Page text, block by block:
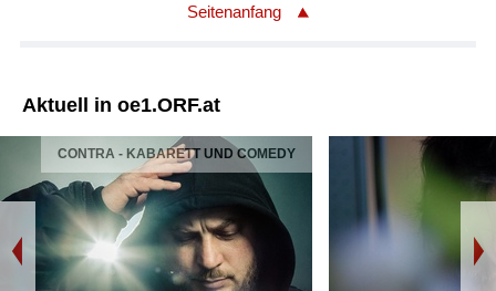
Seitenanfang
Aktuell in oe1.ORF.at
CONTRA - KABARETT UND COMEDY